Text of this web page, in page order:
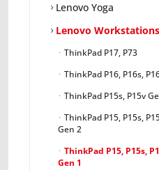
Lenovo Yoga
Lenovo Workstations
ThinkPad P17, P73
ThinkPad P16, P16s,
ThinkPad P15s, P15v
ThinkPad P15, P15s,
Gen 2
ThinkPad P15, P15s,
Gen 1